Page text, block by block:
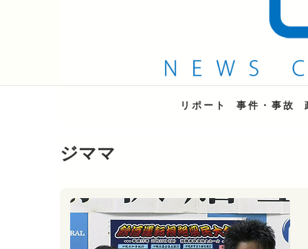
QAB NEWS
キャッチー 月曜〜金曜 午後6時15分放送
リポート 事件・事故
ジママ